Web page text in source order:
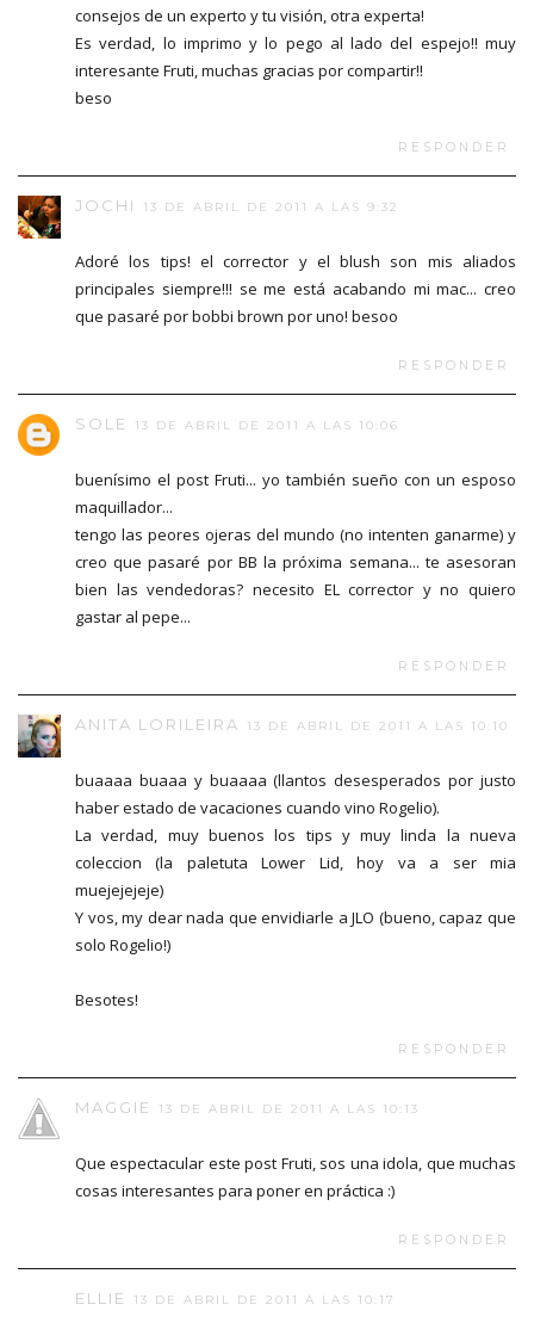
consejos de un experto y tu visión, otra experta!
Es verdad, lo imprimo y lo pego al lado del espejo!! muy
interesante Fruti, muchas gracias por compartir!!
beso
RESPONDER
JOCHI 13 DE ABRIL DE 2011 A LAS 9:32
Adoré los tips! el corrector y el blush son mis aliados
principales siempre!!! se me está acabando mi mac... creo
que pasaré por bobbi brown por uno! besoo
RESPONDER
SOLE 13 DE ABRIL DE 2011 A LAS 10:06
buenísimo el post Fruti... yo también sueño con un esposo
maquillador...
tengo las peores ojeras del mundo (no intenten ganarme) y
creo que pasaré por BB la próxima semana... te asesoran
bien las vendedoras? necesito EL corrector y no quiero
gastar al pepe...
RESPONDER
ANITA LORILEIRA 13 DE ABRIL DE 2011 A LAS 10:10
buaaaa buaaa y buaaaa (llantos desesperados por justo
haber estado de vacaciones cuando vino Rogelio).
La verdad, muy buenos los tips y muy linda la nueva
coleccion (la paletuta Lower Lid, hoy va a ser mia
muejejejeje)
Y vos, my dear nada que envidiarle a JLO (bueno, capaz que
solo Rogelio!)
Besotes!
RESPONDER
MAGGIE 13 DE ABRIL DE 2011 A LAS 10:13
Que espectacular este post Fruti, sos una idola, que muchas
cosas interesantes para poner en práctica :)
RESPONDER
ELLIE 13 DE ABRIL DE 2011 A LAS 10:17